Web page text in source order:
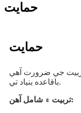
حمايت
حمايت
جي ضرورت آهي
باقاعده بنياد تي.
تربيت ۾ شامل آهن: